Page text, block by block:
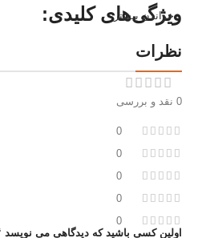
ویژگی‌های کلیدی:
ثبات حجمی: پس از سخت شدن،
و ترک خوردگی ایجاد نمی‌کند.
مقاومت بالا: در برابر سایش،
مقاومت بالایی دارد.
سهولت اجرا: آماده به کار بوده و
دارد.
سرعت سخت شدن: زمان گیرش
فشاری سریع است.
خواندن بیشتر
نظرات
0 نقد و بررسی
0
0
0
0
0